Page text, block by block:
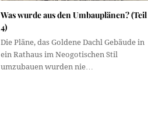
Was wurde aus den Umbauplänen? (Teil
4)
Die Pläne, das Goldene Dachl Gebäude in
ein Rathaus im Neogotischen Stil
umzubauen wurden nie…